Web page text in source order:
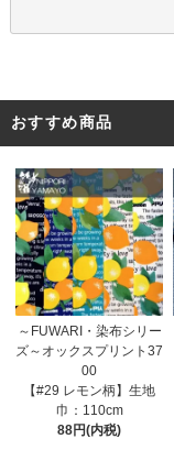
おすすめ商品
～FUWARI・染布シリー
ズ～オックスプリント37
00
【#29 レモン柄】生地
巾：110cm
88円(内税)